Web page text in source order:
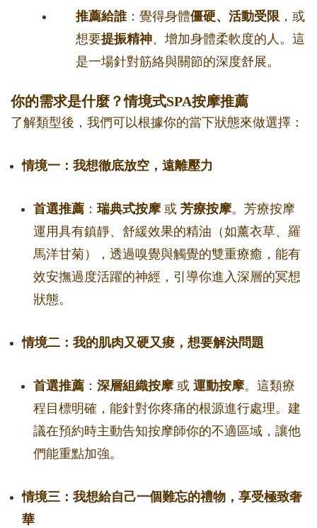
推薦給誰：覺得身體僵硬、活動受限 ，或
想要提振精神、增加身體柔軟度的人。這
是一場針對筋絡與關節的深度舒展。
你的需求是什麼？情境式SPA按摩推薦
了解類型後，我們可以根據你的當下狀態來做選擇：
情境一：我想徹底放空，遠離壓力
首選推薦 ： 瑞典式按摩或 芳療按摩。芳療按摩
運用具有鎮靜、舒緩效果的精油（如薰衣草、羅
馬洋甘菊），透過嗅覺與觸覺的雙重療癒，能有
效安撫過度活躍的神經，引導你進入深層的冥想
狀態。
情境二：我的肌肉又硬又痠，想要解決問題
首選推薦 ： 深層組織按摩或 運動按摩。這類療
程目標明確，能針對你疼痛的根源進行處理。建
議在預約時主動告知按摩師你的不適區域，讓他
們能重點加強。
情境三：我想給自己一個難忘的禮物，享受極致奢
華